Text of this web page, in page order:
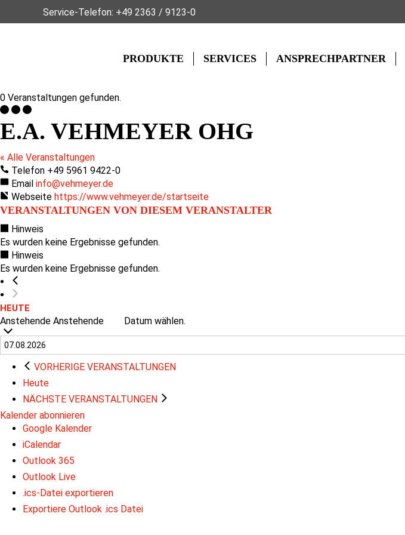
Service-Telefon: +49 2363 / 9123-0
PRODUKTE SERVICES ANSPRECHPARTNER
0 Veranstaltungen gefunden.
E.A. VEHMEYER OHG
« Alle Veranstaltungen
Telefon +49 5961 9422-0
Email info@vehmeyer.de
Webseite https://www.vehmeyer.de/startseite
VERANSTALTUNGEN VON DIESEM VERANSTALTER
Hinweis
Es wurden keine Ergebnisse gefunden.
Hinweis
Es wurden keine Ergebnisse gefunden.
HEUTE
Anstehende Anstehende Datum wählen.
VORHERIGE VERANSTALTUNGEN
Heute
NÄCHSTE VERANSTALTUNGEN
Kalender abonnieren
Google Kalender
iCalendar
Outlook 365
Outlook Live
.ics-Datei exportieren
Exportiere Outlook .ics Datei